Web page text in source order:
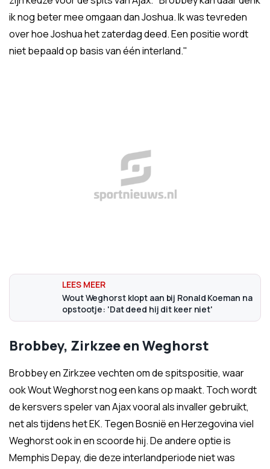
ik nog beter mee omgaan dan Joshua. Ik was tevreden
over hoe Joshua het zaterdag deed. Een positie wordt
niet bepaald op basis van één interland."
Wout Weghorst klopt aan bij Ronald Koeman na
opstootje: 'Dat deed hij dit keer niet'
Brobbey, Zirkzee en Weghorst
Brobbey en Zirkzee vechten om de spitspositie, waar
ook Wout Weghorst nog een kans op maakt. Toch wordt
de kersvers speler van Ajax vooral als invaller gebruikt,
net als tijdens het EK. Tegen Bosnië en Herzegovina viel
Weghorst ook in en scoorde hij. De andere optie is
Memphis Depay, die deze interlandperiode niet was